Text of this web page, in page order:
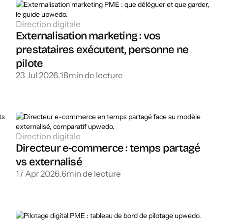
Direction digitale
Externalisation marketing : vos
prestataires exécutent, personne ne
pilote
23 Jul 2026.18min de lecture
Direction digitale
Directeur e-commerce : temps partagé
vs externalisé
17 Apr 2026.6min de lecture